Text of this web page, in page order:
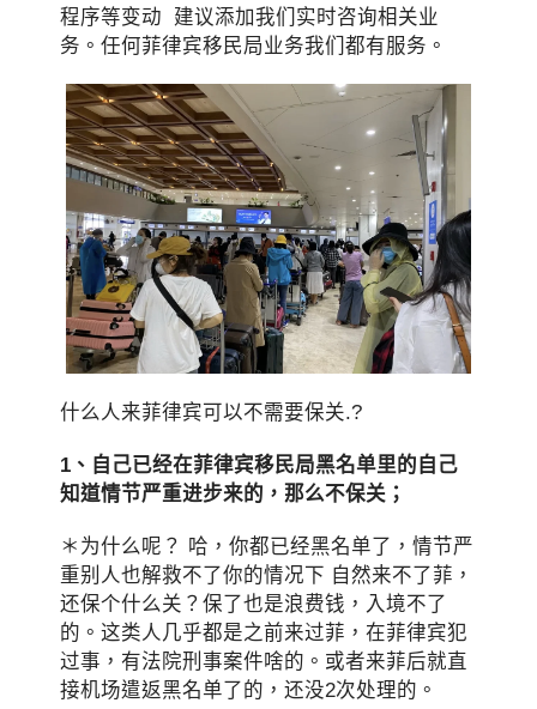
程序等变动 建议添加我们实时咨询相关业
务。任何菲律宾移民局业务我们都有服务。
什么人来菲律宾可以不需要保关.?
1、自己已经在菲律宾移民局黑名单里的自己
知道情节严重进步来的，那么不保关；
＊为什么呢？ 哈，你都已经黑名单了，情节严
重别人也解救不了你的情况下 自然来不了菲，
还保个什么关？保了也是浪费钱，入境不了
的。这类人几乎都是之前来过菲，在菲律宾犯
过事，有法院刑事案件啥的。或者来菲后就直
接机场遣返黑名单了的，还没2次处理的。